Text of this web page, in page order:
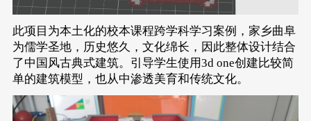
此项目为本土化的校本课程跨学科学习案例，家乡曲阜
为儒学圣地，历史悠久，文化绵长，因此整体设计结合
了中国风古典式建筑。引导学生使用3d one创建比较简
单的建筑模型，也从中渗透美育和传统文化。